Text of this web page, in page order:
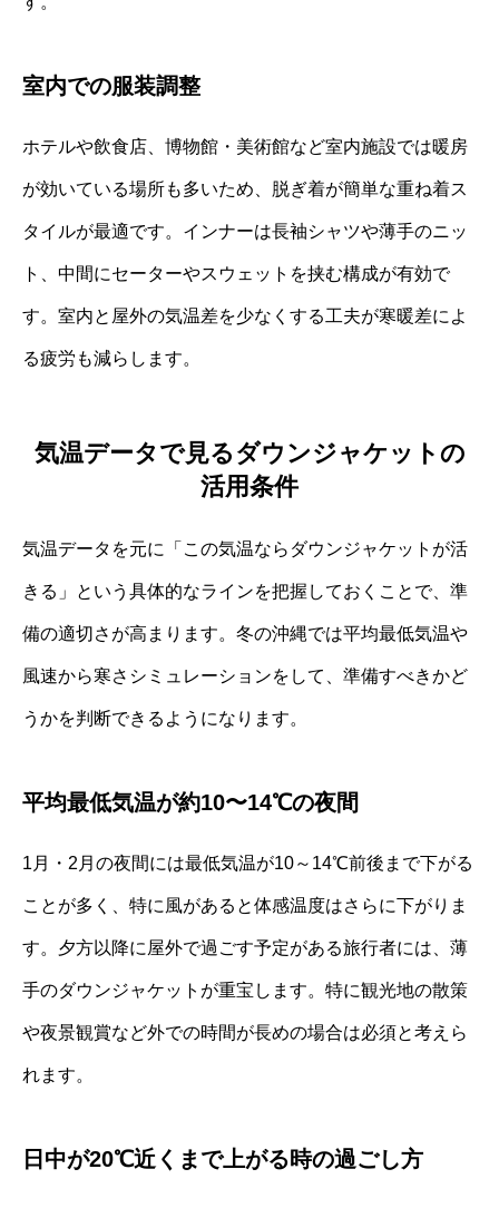
室内での服装調整
ホテルや飲食店、博物館・美術館など室内施設では暖房
が効いている場所も多いため、脱ぎ着が簡単な重ね着ス
タイルが最適です。インナーは長袖シャツや薄手のニッ
ト、中間にセーターやスウェットを挟む構成が有効で
す。室内と屋外の気温差を少なくする工夫が寒暖差によ
る疲労も減らします。
気温データで見るダウンジャケットの
活用条件
気温データを元に「この気温ならダウンジャケットが活
きる」という具体的なラインを把握しておくことで、準
備の適切さが高まります。冬の沖縄では平均最低気温や
風速から寒さシミュレーションをして、準備すべきかど
うかを判断できるようになります。
平均最低気温が約10〜14℃の夜間
1月・2月の夜間には最低気温が10～14℃前後まで下がる
ことが多く、特に風があると体感温度はさらに下がりま
す。夕方以降に屋外で過ごす予定がある旅行者には、薄
手のダウンジャケットが重宝します。特に観光地の散策
や夜景観賞など外での時間が長めの場合は必須と考えら
れます。
日中が20℃近くまで上がる時の過ごし方